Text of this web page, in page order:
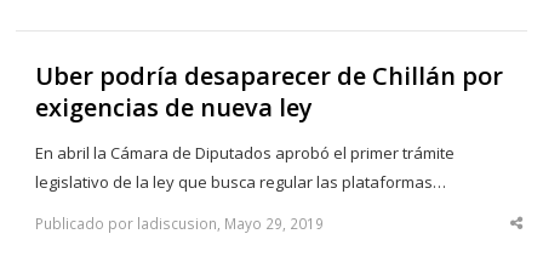
Uber podría desaparecer de Chillán por
exigencias de nueva ley
En abril la Cámara de Diputados aprobó el primer trámite
legislativo de la ley que busca regular las plataformas…
Publicado por ladiscusion, Mayo 29, 2019